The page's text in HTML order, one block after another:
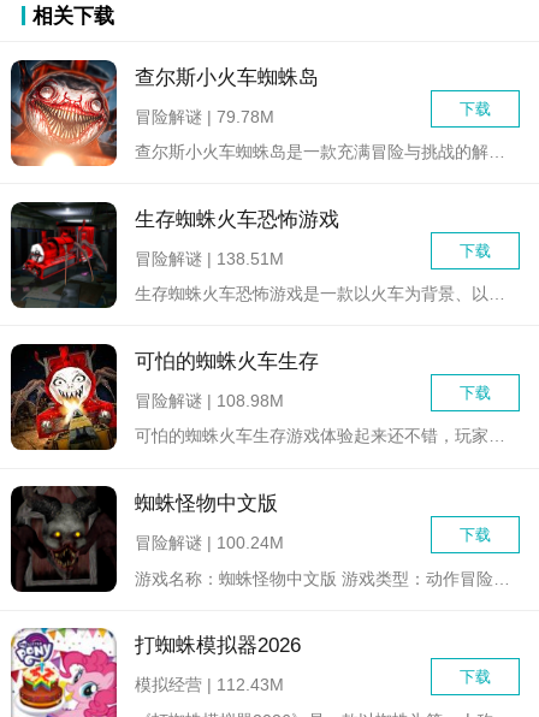
相关下载
查尔斯小火车蜘蛛岛
下载
冒险解谜 | 79.78M
查尔斯小火车蜘蛛岛是一款充满冒险与挑战的解谜类游戏。玩家将扮...
生存蜘蛛火车恐怖游戏
下载
冒险解谜 | 138.51M
生存蜘蛛火车恐怖游戏是一款以火车为背景、以生存和恐怖为主题的...
可怕的蜘蛛火车生存
下载
冒险解谜 | 108.98M
可怕的蜘蛛火车生存游戏体验起来还不错，玩家在游戏中，需要在不...
蜘蛛怪物中文版
下载
冒险解谜 | 100.24M
打蜘蛛模拟器2026
下载
模拟经营 | 112.43M